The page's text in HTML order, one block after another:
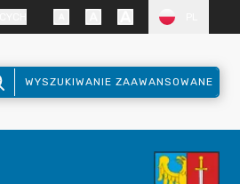
WYSZUKIWANIE ZAAWANSOWANE